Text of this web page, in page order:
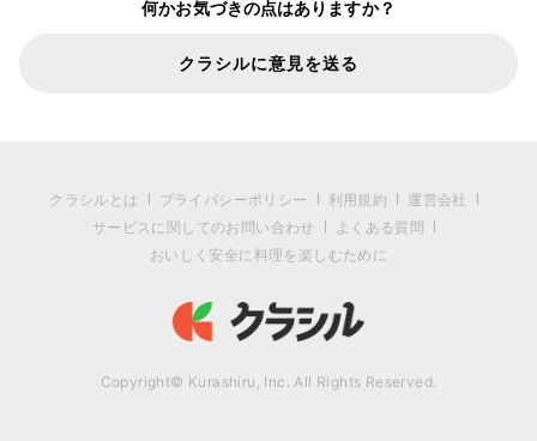
何かお気づきの点はありますか？
クラシルに意見を送る
クラシルとは プライバシーポリシー 利用規約
運営会社
サービスに関してのお問い合わせ
よくある質問
おいしく安全に料理を楽しむために
Copyright© Kurashiru, Inc. All Rights Reserved.